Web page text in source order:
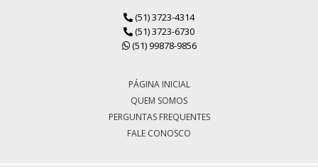
(51) 3723-4314
(51) 3723-6730
(51) 99878-9856
PÁGINA INICIAL
QUEM SOMOS
PERGUNTAS FREQUENTES
FALE CONOSCO